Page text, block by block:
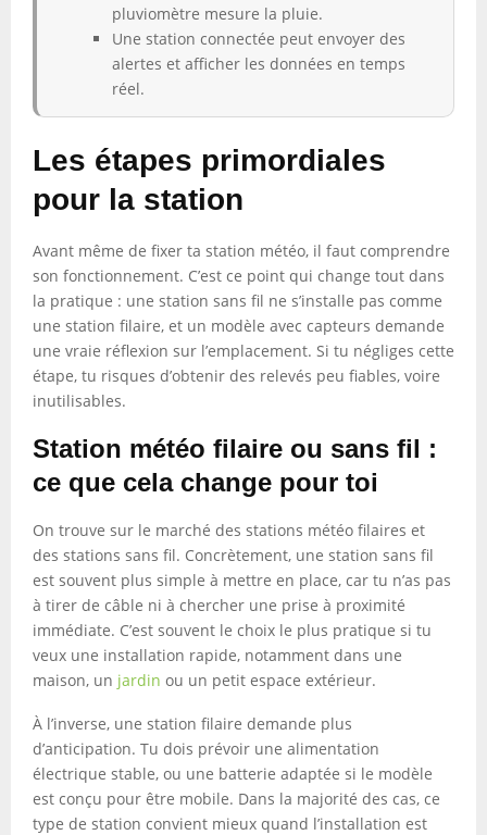
pluviomètre mesure la pluie.
Une station connectée peut envoyer des
alertes et afficher les données en temps
réel.
Les étapes primordiales
pour la station
Avant même de fixer ta station météo, il faut comprendre
son fonctionnement. C’est ce point qui change tout dans
la pratique : une station sans fil ne s’installe pas comme
une station filaire, et un modèle avec capteurs demande
une vraie réflexion sur l’emplacement. Si tu négliges cette
étape, tu risques d’obtenir des relevés peu fiables, voire
inutilisables.
Station météo filaire ou sans fil :
ce que cela change pour toi
On trouve sur le marché des stations météo filaires et
des stations sans fil. Concrètement, une station sans fil
est souvent plus simple à mettre en place, car tu n’as pas
à tirer de câble ni à chercher une prise à proximité
immédiate. C’est souvent le choix le plus pratique si tu
veux une installation rapide, notamment dans une
maison, un jardin ou un petit espace extérieur.
À l’inverse, une station filaire demande plus
d’anticipation. Tu dois prévoir une alimentation
électrique stable, ou une batterie adaptée si le modèle
est conçu pour être mobile. Dans la majorité des cas, ce
type de station convient mieux quand l’installation est